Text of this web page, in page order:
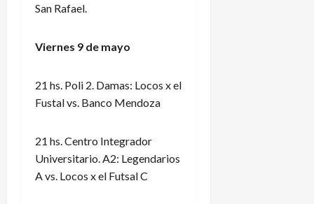
San Rafael.
Viernes 9 de mayo
21 hs. Poli 2. Damas: Locos x el
Fustal vs. Banco Mendoza
21 hs. Centro Integrador
Universitario. A2: Legendarios
A vs. Locos x el Futsal C